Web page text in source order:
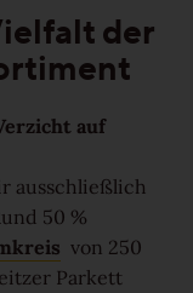
der
auf
ausschließlich
50 %
von 250
Parkett